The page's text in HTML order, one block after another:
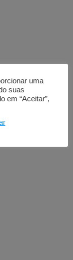
uma
suas
em “Aceitar”,